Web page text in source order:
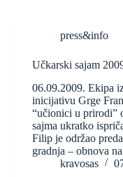
press&info
Učkarski sajam
06.09.2009. Ekipa
inicijativu Grge
“učionici u prirodi”
sajma ukratko
Filip je održao
gradnja – obnova
kravosas